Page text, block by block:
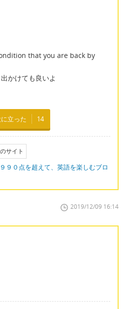
that you are back by
かけても良いよ
立った 14
サイト
９０点を超えて、英語を楽しむブロ
2019/12/09 16:14